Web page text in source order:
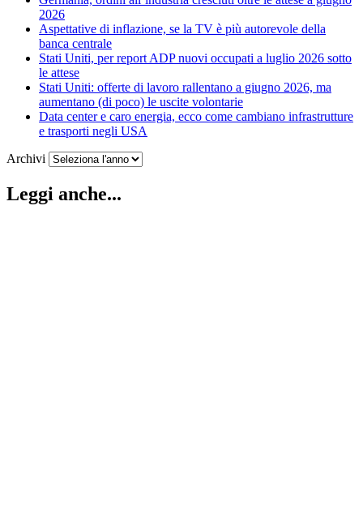
2026
Aspettative di inflazione, se la TV è più autorevole della
banca centrale
Stati Uniti, per report ADP nuovi occupati a luglio 2026 sotto
le attese
Stati Uniti: offerte di lavoro rallentano a giugno 2026, ma
aumentano (di poco) le uscite volontarie
Data center e caro energia, ecco come cambiano infrastrutture
e trasporti negli USA
Archivi
Leggi anche...